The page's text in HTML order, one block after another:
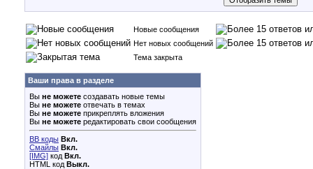
Новые сообщения
Нет новых сообщений
Тема закрыта
Ваши права в разделе
Вы не можете создавать новые темы
Вы не можете отвечать в темах
Вы не можете прикреплять вложения
Вы не можете редактировать свои сообщения
BB коды Вкл.
Смайлы Вкл.
[IMG] код Вкл.
HTML код Выкл.